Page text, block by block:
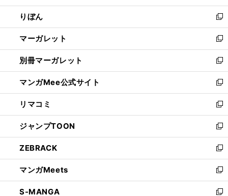
開
く
ウ
で
開
く
ン
ド
ウ
で
開
く
ウ
ィ
ン
ド
ウ
で
開
く
りぼん
新
し
い
ウ
ィ
ン
ド
ウ
で
開
く
マーガレット
新
し
い
ウ
ィ
ン
ド
ウ
で
開
く
別冊マーガレット
新
し
い
ウ
ィ
ン
ド
ウ
で
開
く
マンガMee公式サイト
新
し
い
ウ
ィ
ン
ド
ウ
で
開
く
リマコミ
新
し
い
ウ
ィ
ン
ド
ウ
で
ジャンプTOON
新
し
い
ウ
ィ
ン
ド
ZEBRACK
新
し
い
ウ
ィ
マンガMeets
新
し
い
S-MANGA
新